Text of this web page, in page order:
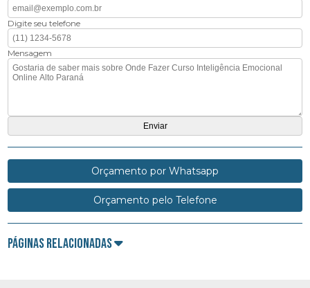
Digite seu telefone
Mensagem
Orçamento por Whatsapp
Orçamento pelo Telefone
Páginas Relacionadas